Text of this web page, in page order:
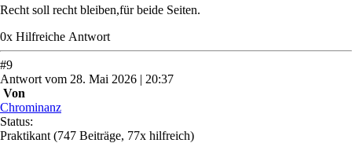
Recht soll recht bleiben,für beide Seiten.
0x Hilfreiche Antwort
#9
Antwort vom 28. Mai 2026 | 20:37
Von
Chrominanz
Status:
Praktikant (747 Beiträge, 77x hilfreich)